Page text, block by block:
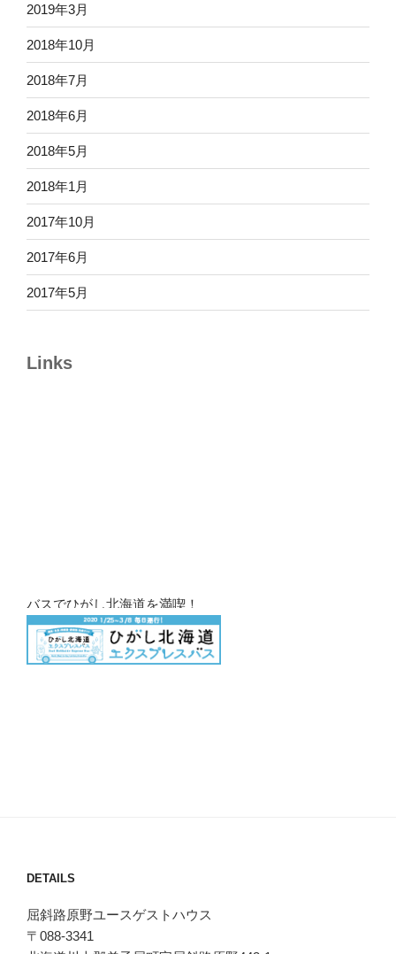
2019年3月
2018年10月
2018年7月
2018年6月
2018年5月
2018年1月
2017年10月
2017年6月
2017年5月
Links
バスでひがし北海道を満喫！
DETAILS
屈斜路原野ユースゲストハウス
〒088-3341